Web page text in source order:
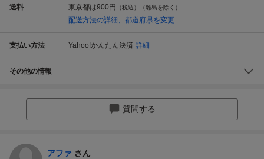
送料 東京都は900円 （税込）（離島を除く）
配送方法の詳細、都道府県を変更
支払い方法 Yahoo!かんたん決済 詳細
その他の情報
質問する
アファ さん